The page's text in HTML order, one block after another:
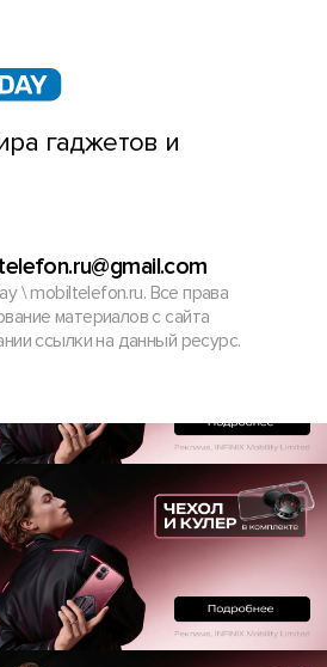
гаджетов и
\ mobiltelefon.ru. Все права
материалов с сайта
ссылки на данный ресурс.